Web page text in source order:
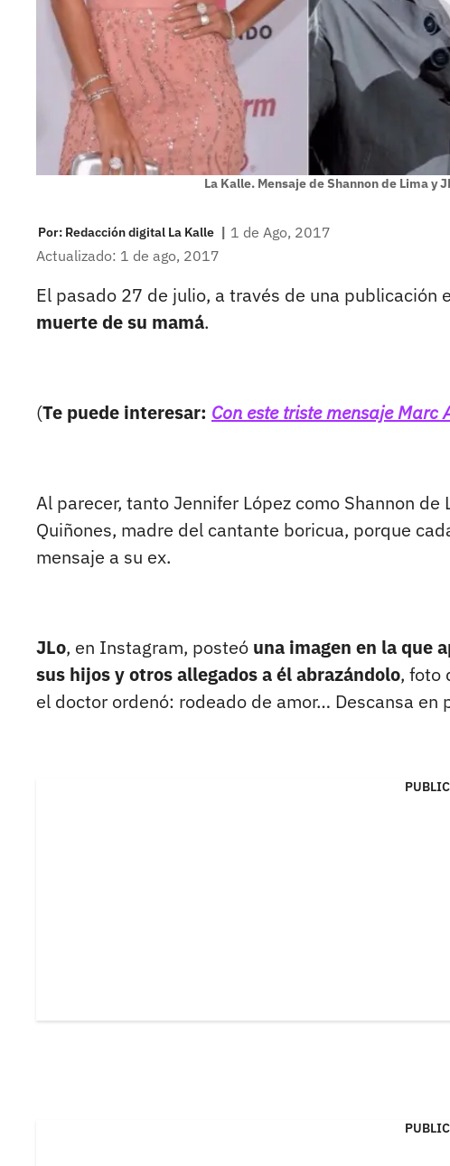
La Kalle. Mensaje de Shannon de Lima y
Por: Redacción digital La Kalle | 1 de Ago, 2017
Actualizado: 1 de ago, 2017
El pasado 27 de julio, a través de una publicación
muerte de su mamá.
(Te puede interesar: Con este triste mensaje Marc
Al parecer, tanto Jennifer López como Shannon
Quiñones, madre del cantante boricua, porque
mensaje a su ex.
JLo, en Instagram, posteó una imagen en la que
sus hijos y otros allegados a él abrazándolo, foto
el doctor ordenó: rodeado de amor… Descansa en